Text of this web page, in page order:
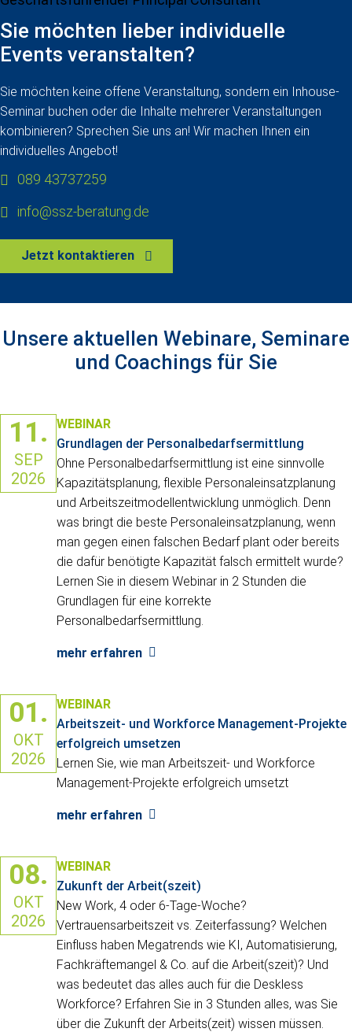
Sie möchten lieber individuelle
Events veranstalten?
Sie möchten keine offene Veranstaltung, sondern ein Inhouse-
Seminar buchen oder die Inhalte mehrerer Veranstaltungen
kombinieren? Sprechen Sie uns an! Wir machen Ihnen ein
individuelles Angebot!
089 43737259
info@ssz-beratung.de
Jetzt kontaktieren
Unsere aktuellen Webinare, Seminare
und Coachings für Sie
11.
SEP
2026
WEBINAR
Grundlagen der Personalbedarfsermittlung
Ohne Personalbedarfsermittlung ist eine sinnvolle
Kapazitätsplanung, flexible Personaleinsatzplanung
und Arbeitszeitmodellentwicklung unmöglich. Denn
was bringt die beste Personaleinsatzplanung, wenn
man gegen einen falschen Bedarf plant oder bereits
die dafür benötigte Kapazität falsch ermittelt wurde?
Lernen Sie in diesem Webinar in 2 Stunden die
Grundlagen für eine korrekte
Personalbedarfsermittlung.
mehr erfahren
01.
OKT
2026
WEBINAR
Arbeitszeit- und Workforce Management-Projekte
erfolgreich umsetzen
Lernen Sie, wie man Arbeitszeit- und Workforce
Management-Projekte erfolgreich umsetzt
mehr erfahren
08.
OKT
2026
WEBINAR
Zukunft der Arbeit(szeit)
New Work, 4 oder 6-Tage-Woche?
Vertrauensarbeitszeit vs. Zeiterfassung? Welchen
Einfluss haben Megatrends wie KI, Automatisierung,
Fachkräftemangel & Co. auf die Arbeit(szeit)? Und
was bedeutet das alles auch für die Deskless
Workforce? Erfahren Sie in 3 Stunden alles, was Sie
über die Zukunft der Arbeits(zeit) wissen müssen.